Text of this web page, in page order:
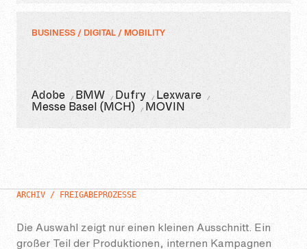
BUSINESS / DIGITAL / MOBILITY
Adobe BMW Dufry
Lexware
Messe Basel (MCH)
MOVIN
ARCHIV / FREIGABEPROZESSE
Die Auswahl zeigt nur einen kleinen Ausschnitt. Ein
großer Teil der Produktionen, internen Kampagnen